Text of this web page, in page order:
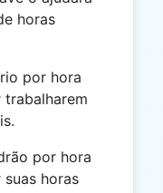
horas
por hora
por hora
horas